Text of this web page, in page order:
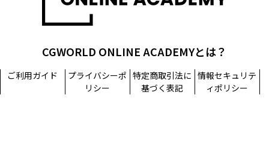
CGWORLD ONLINE ACADEMYとは？
ご利用ガイド
プライバシーポ
リシー
特定商取引法に
基づく表記
情報セキュリテ
ィポリシー